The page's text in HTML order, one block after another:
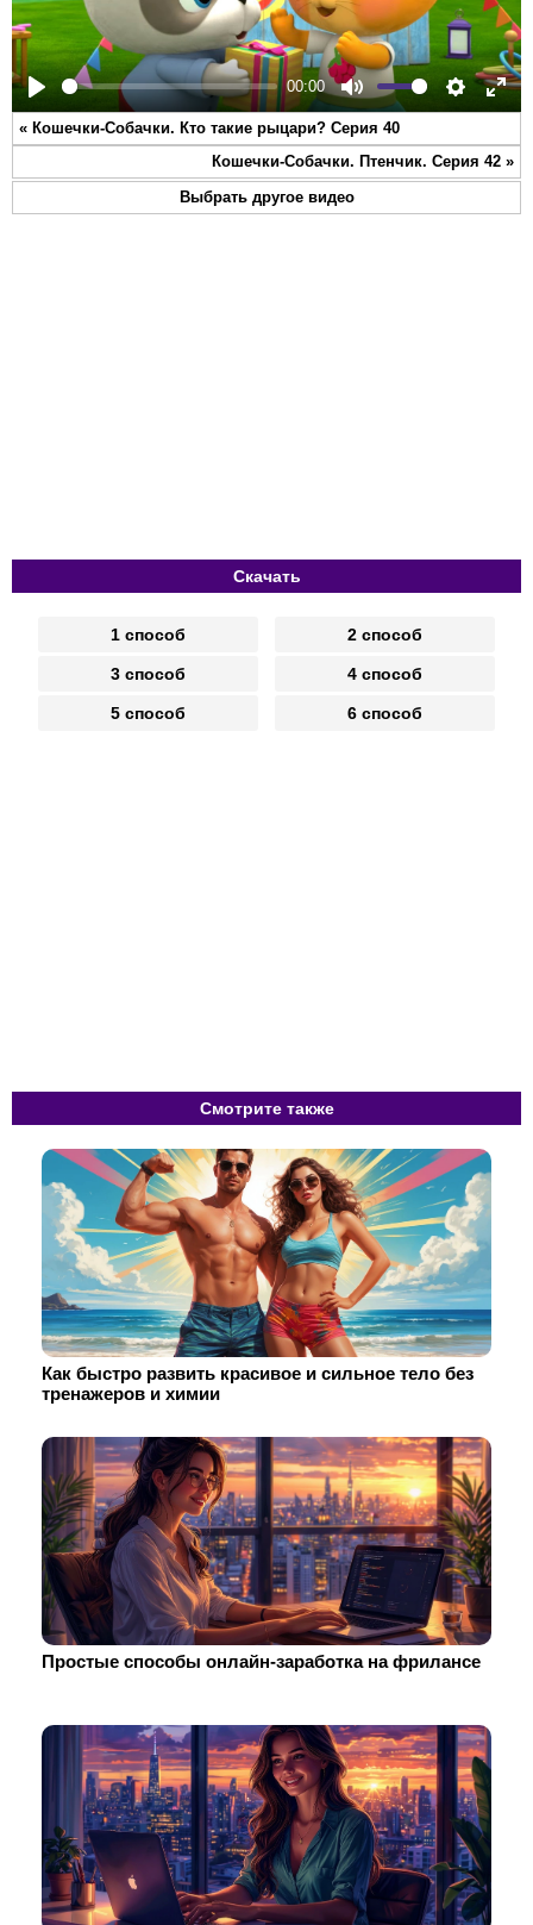
Play
00:00
Mute Settings
« Кошечки-Собачки. Кто такие рыцари? Серия 40
Кошечки-Собачки. Птенчик. Серия 42 »
Выбрать другое видео
Скачать
1 способ 2 способ
3 способ 4 способ
5 способ 6 способ
Смотрите также
Как быстро развить красивое и сильное тело без
тренажеров и химии
Простые способы онлайн-заработка на фрилансе